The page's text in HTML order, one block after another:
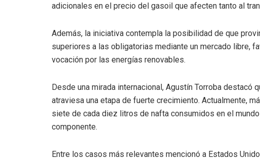
adicionales en el precio del gasoil que afecten tanto al
Además, la iniciativa contempla la posibilidad de que
superiores a las obligatorias mediante un mercado libre,
vocación por las energías renovables.
Desde una mirada internacional, Agustín Torroba destacó
atraviesa una etapa de fuerte crecimiento. Actualmente,
siete de cada diez litros de nafta consumidos en el
componente.
Entre los casos más relevantes mencionó a Estados